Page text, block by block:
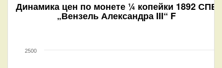
Динамика цен по монете ¼ копейки 1892 СПБ
„Вензель Александра III“ F
2500